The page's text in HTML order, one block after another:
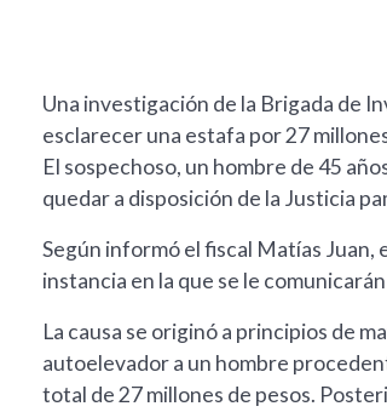
Una investigación de la Brigada de
esclarecer una estafa por 27
El sospechoso, un hombre de 45
quedar a disposición de la Justicia
Según informó el fiscal Matías Juan,
instancia en la que se le
La causa se originó a principios de
autoelevador a un hombre
total de 27 millones de pesos.